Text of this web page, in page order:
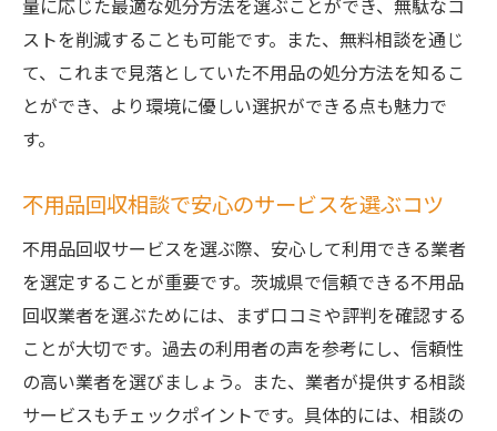
量に応じた最適な処分方法を選ぶことができ、無駄なコ
ストを削減することも可能です。また、無料相談を通じ
て、これまで見落としていた不用品の処分方法を知るこ
とができ、より環境に優しい選択ができる点も魅力で
す。
不用品回収相談で安心のサービスを選ぶコツ
不用品回収サービスを選ぶ際、安心して利用できる業者
を選定することが重要です。茨城県で信頼できる不用品
回収業者を選ぶためには、まず口コミや評判を確認する
ことが大切です。過去の利用者の声を参考にし、信頼性
の高い業者を選びましょう。また、業者が提供する相談
サービスもチェックポイントです。具体的には、相談の